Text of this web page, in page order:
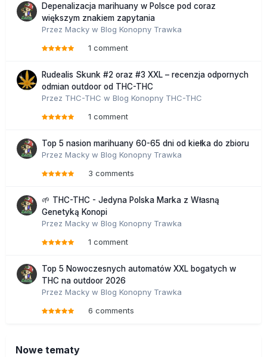
Depenalizacja marihuany w Polsce pod coraz
większym znakiem zapytania
Przez Macky w Blog Konopny Trawka
1 comment
Rudealis Skunk #2 oraz #3 XXL – recenzja odpornych
odmian outdoor od THC-THC
Przez THC-THC w Blog Konopny THC-THC
1 comment
Top 5 nasion marihuany 60-65 dni od kiełka do zbioru
Przez Macky w Blog Konopny Trawka
3 comments
🌱 THC-THC - Jedyna Polska Marka z Własną
Genetyką Konopi
Przez Macky w Blog Konopny Trawka
1 comment
Top 5 Nowoczesnych automatów XXL bogatych w
THC na outdoor 2026
Przez Macky w Blog Konopny Trawka
6 comments
Nowe tematy